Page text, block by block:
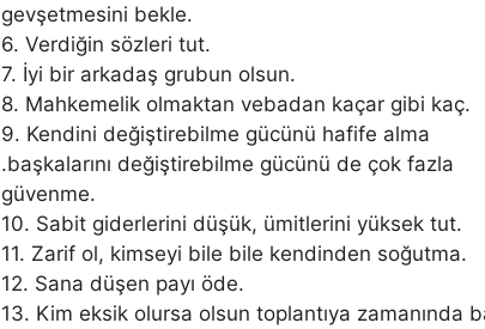
gevşetmesini bekle.
6. Verdiğin sözleri tut.
7. İyi bir arkadaş grubun olsun.
8. Mahkemelik olmaktan vebadan kaçar gibi kaç.
9. Kendini değiştirebilme gücünü hafife alma
.başkalarını değiştirebilme gücünü de çok fazla
güvenme.
10. Sabit giderlerini düşük, ümitlerini yüksek tut.
11. Zarif ol, kimseyi bile bile kendinden soğutma.
12. Sana düşen payı öde.
13. Kim eksik olursa olsun toplantıya zamanında